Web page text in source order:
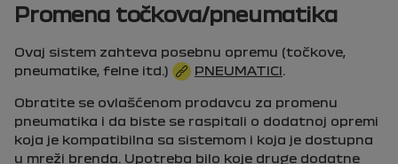
Promena točkova/pneumatika
Ovaj sistem zahteva posebnu opremu (točkove,
pneumatike, felne itd.)
PNEUMATICI
Obratite se ovlašćenom prodavcu za promenu
pneumatika i da biste se raspitali o dodatnoj opremi
koja je kompatibilna sa sistemom i koja je dostupna
u mreži brenda. Upotreba bilo koje druge dodatne